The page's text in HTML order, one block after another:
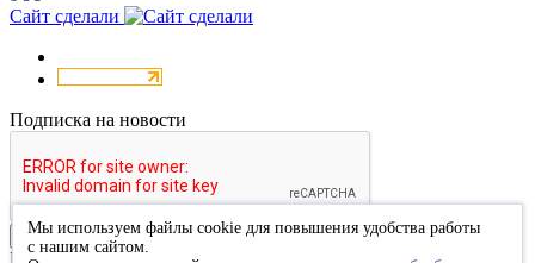
Сайт сделали
Подписка на новости
Подписаться
Благодарим за подписку
Мы используем файлы cookie для повышения удобства работы
с нашим сайтом.